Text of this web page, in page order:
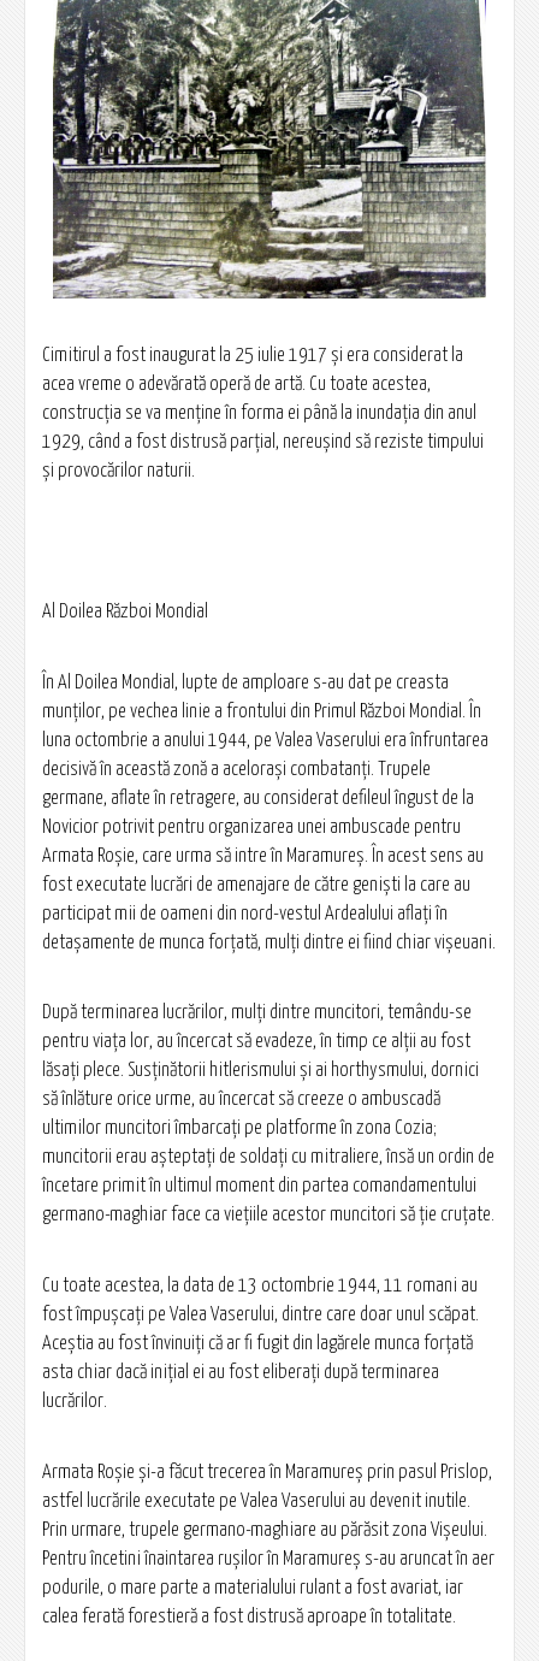
Cimitirul a fost inaugurat la 25 iulie 1917 şi era considerat la
acea vreme o adevărată operă de artă. Cu toate acestea,
construcţia se va menţine în forma ei până la inundaţia din anul
1929, când a fost distrusă parţial, nereuşind să reziste timpului
şi provocărilor naturii.
Al Doilea Război Mondial
În Al Doilea Mondial, lupte de amploare s-au dat pe creasta
munţilor, pe vechea linie a frontului din Primul Război Mondial. În
luna octombrie a anului 1944, pe Valea Vaserului era înfruntarea
decisivă în această zonă a aceloraşi combatanţi. Trupele
germane, aflate în retragere, au considerat defileul îngust de la
Novicior potrivit pentru organizarea unei ambuscade pentru
Armata Roşie, care urma să intre în Maramureş. În acest sens au
fost executate lucrări de amenajare de către genişti la care au
participat mii de oameni din nord-vestul Ardealului aflaţi în
detaşamente de munca forţată, mulţi dintre ei fiind chiar vişeuani.
După terminarea lucrărilor, mulţi dintre muncitori, temându-se
pentru viaţa lor, au încercat să evadeze, în timp ce alţii au fost
lăsaţi plece. Susţinătorii hitlerismului şi ai horthysmului, dornici
să înlăture orice urme, au încercat să creeze o ambuscadă
ultimilor muncitori îmbarcaţi pe platforme în zona Cozia;
muncitorii erau aşteptaţi de soldaţi cu mitraliere, însă un ordin de
încetare primit în ultimul moment din partea comandamentului
germano-maghiar face ca vieţiile acestor muncitori să ţie cruţate.
Cu toate acestea, la data de 13 octombrie 1944, 11 romani au
fost împuşcaţi pe Valea Vaserului, dintre care doar unul scăpat.
Aceştia au fost învinuiţi că ar fi fugit din lagărele munca forţată
asta chiar dacă iniţial ei au fost eliberaţi după terminarea
lucrărilor.
Armata Roşie şi-a făcut trecerea în Maramureş prin pasul Prislop,
astfel lucrările executate pe Valea Vaserului au devenit inutile.
Prin urmare, trupele germano-maghiare au părăsit zona Vişeului.
Pentru încetini înaintarea ruşilor în Maramureş s-au aruncat în aer
podurile, o mare parte a materialului rulant a fost avariat, iar
calea ferată forestieră a fost distrusă aproape în totalitate.